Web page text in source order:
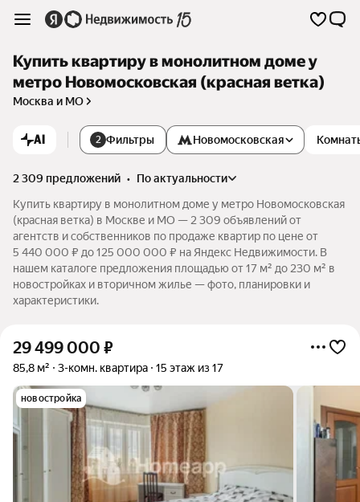
Купить квартиру в монолитном доме у
метро Новомосковская (красная ветка)
Москва и МО
AI 2 Фильтры Новомосковская
2 309 предложений •
по актуальности
Купить квартиру в монолитном доме у метро Новомосковская
(красная ветка) в Москве и МО — 2 309 объявлений от
агентств и собственников по продаже квартир по цене от
5 440 000 ₽ до 125 000 000 ₽ на Яндекс Недвижимости. В
нашем каталоге предложения площадью от 17 м² до 230 м² в
новостройках и вторичном жилье — фото, планировки и
характеристики.
29 499 000 ₽
85,8 м² 3-комн. квартира 15 этаж из 17
новостройка